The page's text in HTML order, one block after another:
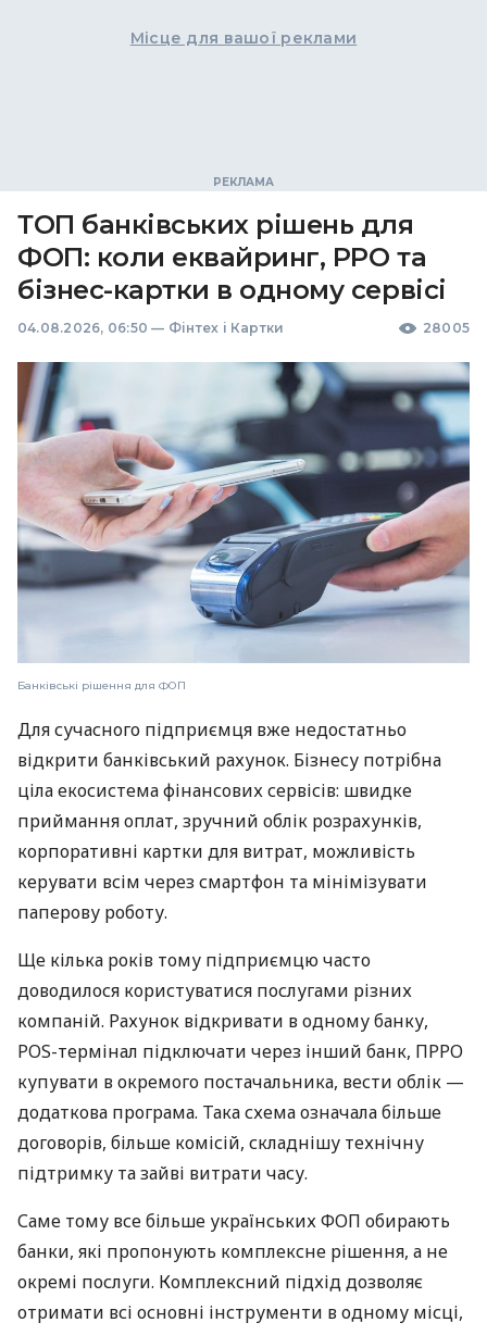
Місце для вашої реклами
ТОП банківських рішень для
ФОП: коли еквайринг, РРО та
бізнес-картки в одному сервісі
04.08.2026, 06:50 — Фінтех і Картки 28005
Банківські рішення для ФОП
Для сучасного підприємця вже недостатньо
відкрити банківський рахунок. Бізнесу потрібна
ціла екосистема фінансових сервісів: швидке
приймання оплат, зручний облік розрахунків,
корпоративні картки для витрат, можливість
керувати всім через смартфон та мінімізувати
паперову роботу.
Ще кілька років тому підприємцю часто
доводилося користуватися послугами різних
компаній. Рахунок відкривати в одному банку,
POS-термінал підключати через інший банк, ПРРО
купувати в окремого постачальника, вести облік —
додаткова програма. Така схема означала більше
договорів, більше комісій, складнішу технічну
підтримку та зайві витрати часу.
Саме тому все більше українських ФОП обирають
банки, які пропонують комплексне рішення, а не
окремі послуги. Комплексний підхід дозволяє
отримати всі основні інструменти в одному місці,